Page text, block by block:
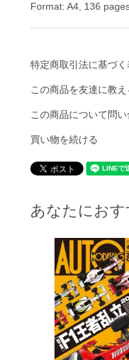
Format: A4, 136
特定商取引法に基づく
この商品を友達に教え
この商品について問い
買い物を続ける
あなたにお